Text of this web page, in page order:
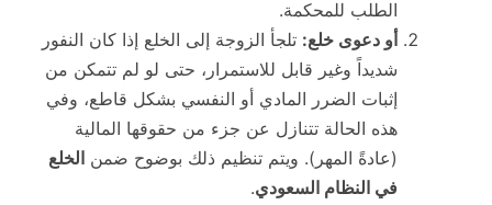
الطلب للمحكمة.
أو دعوى خلع: تلجأ الزوجة إلى الخلع إذا كان النفور
شديداً وغير قابل للاستمرار، حتى لو لم تتمكن من
إثبات الضرر المادي أو النفسي بشكل قاطع، وفي
هذه الحالة تتنازل عن جزء من حقوقها المالية
(عادةً المهر). ويتم تنظيم ذلك بوضوح ضمن الخلع
في النظام السعودي.